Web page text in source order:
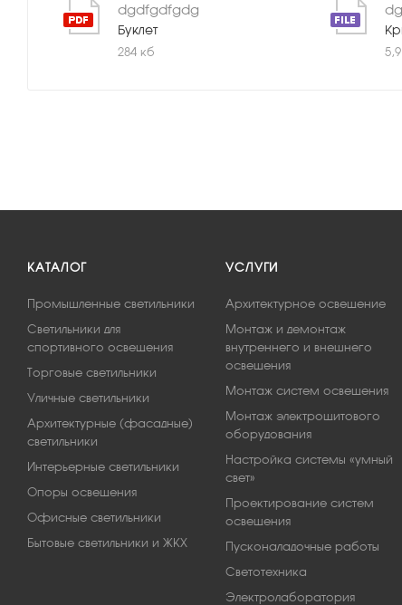
dgdfgdfgdg
Буклет
284 кб
КАТАЛОГ
Промышленные светильники
Светильники для
спортивного освещения
Торговые светильники
Уличные светильники
Архитектурные (фасадные)
светильники
Интерьерные светильники
Опоры освещения
Офисные светильники
Бытовые светильники и ЖКХ
УСЛУГИ
Архитектурное освещение
Монтаж и демонтаж
внутреннего и внешнего
освещения
Монтаж систем освещения
Монтаж электрощитового
оборудования
Настройка системы «умный
свет»
Проектирование систем
освещения
Пусконаладочные работы
Светотехника
Электролаборатория